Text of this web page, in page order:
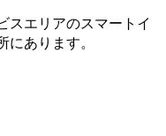
スエリアのスマートイ
あります。